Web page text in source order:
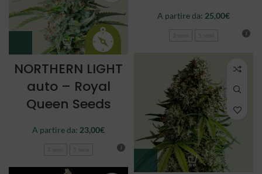
A partire da: 25,00€
NORTHERN LIGHT
auto – Royal
Queen Seeds
A partire da: 23,00€